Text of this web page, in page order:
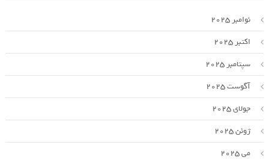
نوامبر 2025
اکتبر 2025
سپتامبر 2025
آگوست 2025
جولای 2025
ژوئن 2025
می 2025